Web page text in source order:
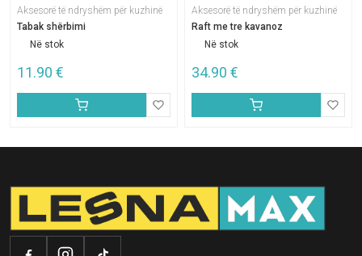
Aksesorë të ndryshëm për kuzhinë
Tabak shërbimi
Në stok
11.90 €
Aksesorë të ndryshëm për kuzhinë
Raft me tre kavanoz
Në stok
34.90 €